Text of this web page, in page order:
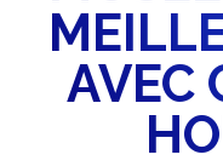
AVEC